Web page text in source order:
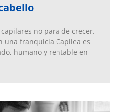
no para de crecer.
una franquicia Capilea es
humano y rentable en